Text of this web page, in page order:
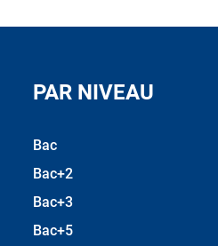
PAR NIVEAU
Bac
Bac+2
Bac+3
Bac+5